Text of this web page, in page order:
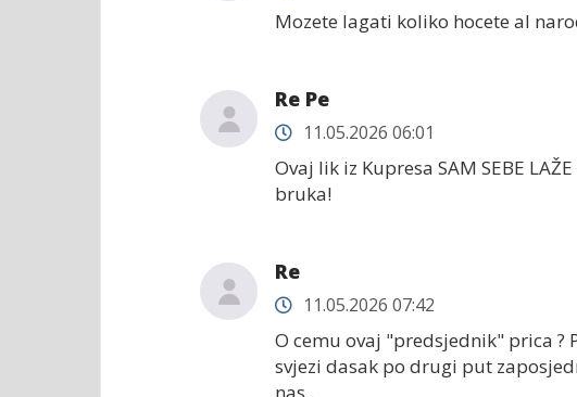
Mozete lagati koliko hocete al
Re Pe
11.05.2026 06:01
Ovaj lik iz Kupresa SAM SEBE
bruka!
Re
11.05.2026 07:42
O cemu ovaj "predsjednik" prica ?
svjezi dasak po drugi put